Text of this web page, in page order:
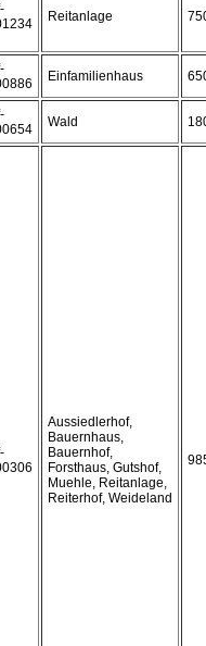
Reitanlage
Einfamilienhaus
Wald
Aussiedlerhof,
Bauernhaus,
Bauernhof,
Forsthaus, Gutshof,
Muehle, Reitanlage,
Reiterhof, Weideland